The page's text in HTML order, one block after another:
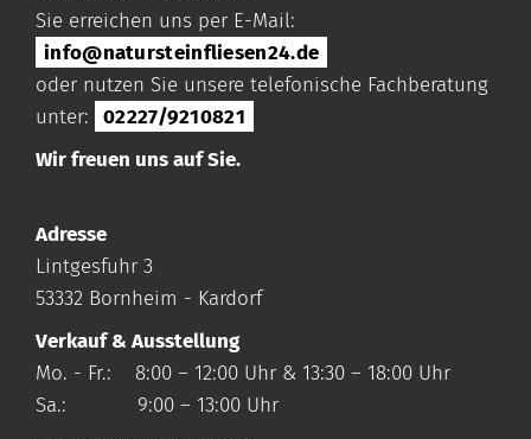
Sie erreichen uns per E-Mail:
info@natursteinfliesen24.de
oder nutzen Sie unsere telefonische Fachberatung
unter:
02227/9210821
Wir freuen uns auf Sie.
Adresse
Lintgesfuhr 3
53332 Bornheim - Kardorf
Verkauf & Ausstellung
Mo. - Fr.: 8:00 – 12:00 Uhr & 13:30 – 18:00 Uhr
Sa.: 9:00 – 13:00 Uhr